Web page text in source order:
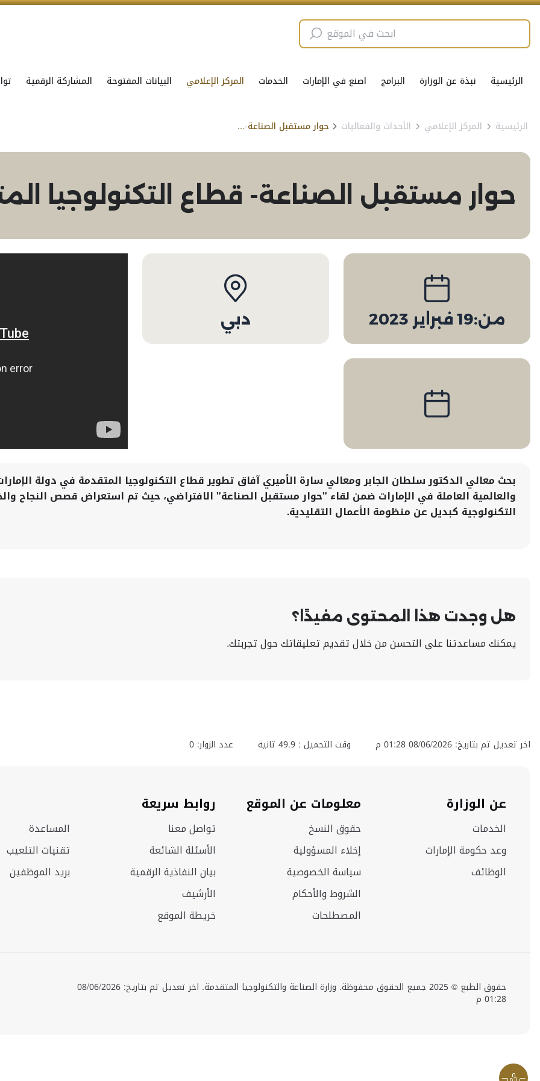
الرئيسية نبذة عن الوزارة البرامج اصنع في الإمارات الخدمات المركز الإعلامي البيانات المفتوحة المشاركة الرقمية
الرئيسية المركز الإعلامي الأحداث والفعاليات حوار مستقبل الصناعة- قطاع التكنولوجيا المتقدمة
حوار مستقبل الصناعة- قطاع التكنولوجيا
من:19 فبراير 2023 دبي
بحث معالي الدكتور سلطان الجابر ومعالي سارة الأميري آفاق تطوير قطاع التكنولوجيا المتقدمة في دولة
والعالمية العاملة في الإمارات ضمن لقاء "حوار مستقبل الصناعة" الافتراضي، حيث تم استعراض قصص النجاح
التكنولوجية كبديل عن منظومة الأعمال التقليدية.
هل وجدت هذا المحتوى مفيدًا؟
يمكنك مساعدتنا على التحسن من خلال تقديم تعليقاتك حول تجربتك.
اخر تعديل تم بتاريخ: 08/06/2026 01:28 م وقت التحميل : 49.9 ثانية عدد الزوار: 0
عن الوزارة
الخدمات
وعد حكومة الإمارات
الوظائف
معلومات عن الموقع
حقوق النسخ
إخلاء المسؤولية
سياسة الخصوصية
الشروط والأحكام
المصطلحات
روابط سريعة
تواصل معنا
الأسئلة الشائعة
بيان النفاذية الرقمية
الأرشيف
خريطة الموقع
المساعدة
تقنيات التلعيب
بريد الموظفين
حقوق الطبع © 2025 جميع الحقوق محفوظة. وزارة الصناعة والتكنولوجيا المتقدمة. اخر تعديل تم بتاريخ: 08/06/2026
01:28 م